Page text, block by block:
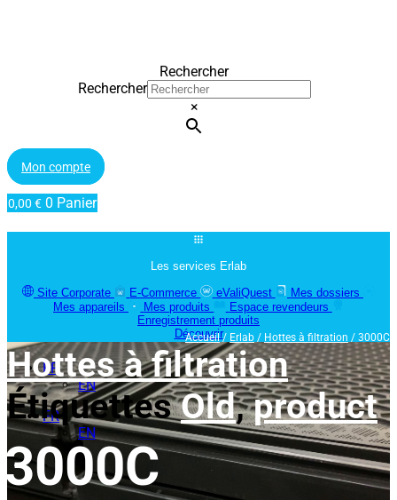
Rechercher
Rechercher
×
Mon compte
0,00 € 0 Panier
Les services Erlab
Site Corporate
E-Commerce eValiQuest
Mes dossiers
Mes appareils
Mes produits
Espace revendeurs
Enregistrement produits
Découvrir
FR
EN
FR
EN
Accueil/ Erlab / Hottes à filtration / 3000C
Hottes à filtration
Étiquettes Old,product
3000C